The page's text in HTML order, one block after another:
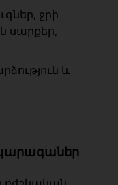
ջրի
սարքեր,
և